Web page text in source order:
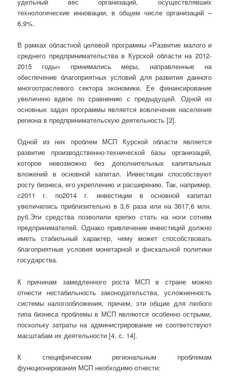
технологические инновации, в общем числе организаций –
6,9%.
В рамках областной целевой программы «Развитие малого и
среднего предпринимательства в Курской области на 2012-
2015 годы» принимались меры, направленные на
обеспечение благоприятных условий для развития данного
многоотраслевого сектора экономики. Ее финансирование
увеличено вдвое по сравнению с предыдущей. Одной из
основных задач программы является вовлечение населения
региона в предпринимательскую деятельность [2].
Одной из них проблем МСП Курской области является
развитие производственно-технической базы организаций,
которое невозможно без дополнительных капитальных
вложений в основной капитал. Инвестиции способствуют
росту бизнеса, его укреплению и расширению. Так, например,
с2011 г. по2014 г. инвестиции в основной капитал
увеличились приблизительно в 3,6 раза или на 3617,6 млн.
руб.Эти средства позволили крепко стать на ноги сотням
предпринимателей. Однако привлечение инвестиций должно
иметь стабильный характер, чему может способствовать
благоприятные условия монетарной и фискальной политики
государства.
К причинам замедленного роста МСП в стране можно
отнести нестабильность законодательства, усложненность
системы налогообложения, причем, эти общие для любого
типа бизнеса проблемы в МСП являются особенно острыми,
поскольку затраты на администрирование не соответствуют
масштабам их деятельности [4, c. 14].
К специфическим региональным проблемам
функционирования МCП необходимо отнести: